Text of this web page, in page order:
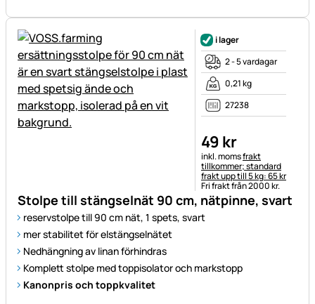
Stolpe till stängselnät 90 cm, nätpinne, svart
reservstolpe till 90 cm nät, 1 spets, svart
mer stabilitet för elstängselnätet
Nedhängning av linan förhindras
Komplett stolpe med toppisolator och markstopp
Kanonpris och toppkvalitet
i lager
2 - 5 vardagar
0,21 kg
27238
49 kr
Skatteinformation:
inkl. momsfrakt
tillkommer; standard
frakt upp till 5 kg: 65 kr
Fri frakt från 2000 kr.